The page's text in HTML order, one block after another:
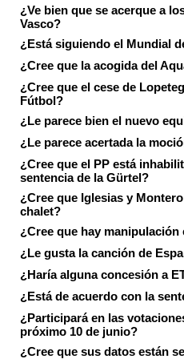
¿Ve bien que se acerque a
Vasco?
¿Está siguiendo el Mundial
¿Cree que la acogida del
¿Cree que el cese de
Fútbol?
¿Le parece bien el nuevo
¿Le parece acertada la
¿Cree que el PP está
sentencia de la Gürtel?
¿Cree que Iglesias y
chalet?
¿Cree que hay manipulación
¿Le gusta la canción de
¿Haría alguna concesión a
¿Está de acuerdo con la
¿Participará en las
próximo 10 de junio?
¿Cree que sus datos están